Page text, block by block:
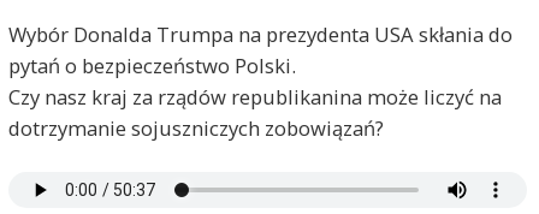
Wybór Donalda Trumpa na prezydenta USA skłania do
pytań o bezpieczeństwo Polski.
Czy nasz kraj za rządów republikanina może liczyć na
dotrzymanie sojuszniczych zobowiązań?